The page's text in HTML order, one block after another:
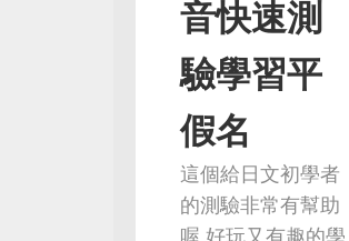
音快速測
驗學習平
假名
這個給日文初學者
的測驗非常有幫助
喔 好玩又有趣的學